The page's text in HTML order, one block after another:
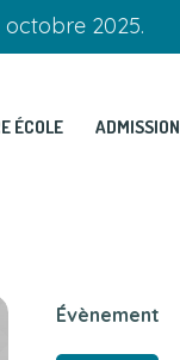
2025.
ÉCOLE ADMISSION
Évènement